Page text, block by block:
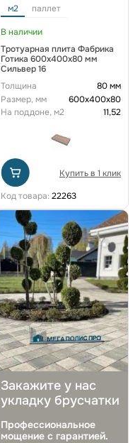
м2 паллет
В наличии
Тротуарная плита Фабрика
Готика 600х400х80 мм
Сильвер 16
Толщина
80 мм
Размер, мм
600х400х80
На поддоне, м2
11,52
Купить в 1 клик
Код товара: 22263
Закажите у нас
укладку брусчатки
Профессиональное
мощение с гарантией.